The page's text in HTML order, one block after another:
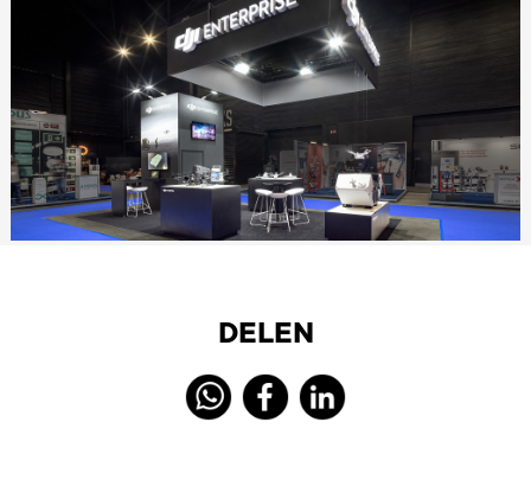
DELEN